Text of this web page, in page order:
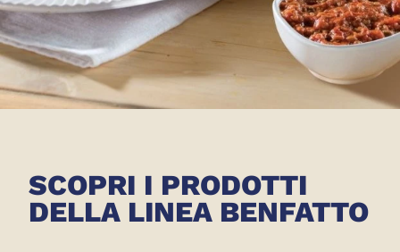
SCOPRI I PRODOTTI
DELLA LINEA BENFATTO